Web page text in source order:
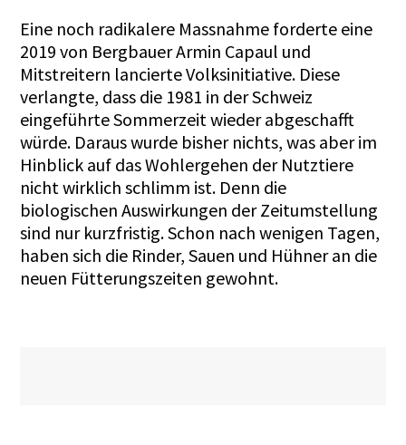
Eine noch radikalere Massnahme forderte eine
2019 von Bergbauer Armin Capaul und
Mitstreitern lancierte Volksinitiative. Diese
verlangte, dass die 1981 in der Schweiz
eingeführte Sommerzeit wieder abgeschafft
würde. Daraus wurde bisher nichts, was aber im
Hinblick auf das Wohlergehen der Nutztiere
nicht wirklich schlimm ist. Denn die
biologischen Auswirkungen der Zeitumstellung
sind nur kurzfristig. Schon nach wenigen Tagen,
haben sich die Rinder, Sauen und Hühner an die
neuen Fütterungszeiten gewohnt.